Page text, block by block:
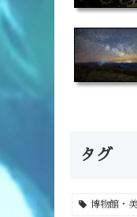
タグ
博物館・